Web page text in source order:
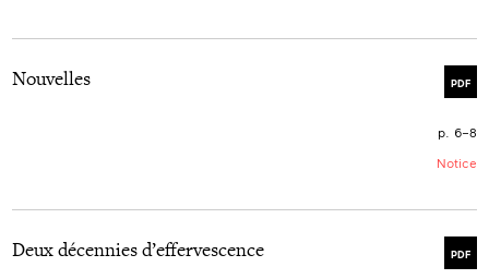
PDF
Nouvelles
p. 6–8
Notice
PDF
Deux décennies d’effervescence